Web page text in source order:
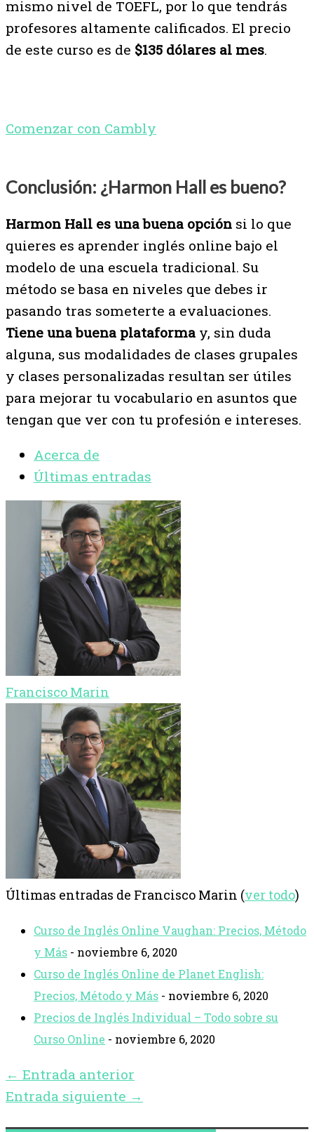
mismo nivel de TOEFL, por lo que tendrás
profesores altamente calificados. El precio
de este curso es de $135 dólares al mes.
Comenzar con Cambly
Conclusión: ¿Harmon Hall es bueno?
Harmon Hall es una buena opción si lo que
quieres es aprender inglés online bajo el
modelo de una escuela tradicional. Su
método se basa en niveles que debes ir
pasando tras someterte a evaluaciones.
Tiene una buena plataforma y, sin duda
alguna, sus modalidades de clases grupales
y clases personalizadas resultan ser útiles
para mejorar tu vocabulario en asuntos que
tengan que ver con tu profesión e intereses.
Acerca de
Últimas entradas
Francisco Marin
Últimas entradas de Francisco Marin (ver todo)
Curso de Inglés Online Vaughan: Precios, Método
y Más - noviembre 6, 2020
Curso de Inglés Online de Planet English:
Precios, Método y Más - noviembre 6, 2020
Precios de Inglés Individual – Todo sobre su
Curso Online - noviembre 6, 2020
← Entrada anterior
Entrada siguiente →